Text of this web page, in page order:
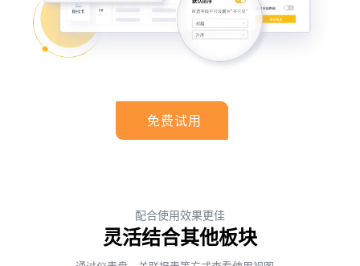
免费试用
配合使用效果更佳
灵活结合其他板块